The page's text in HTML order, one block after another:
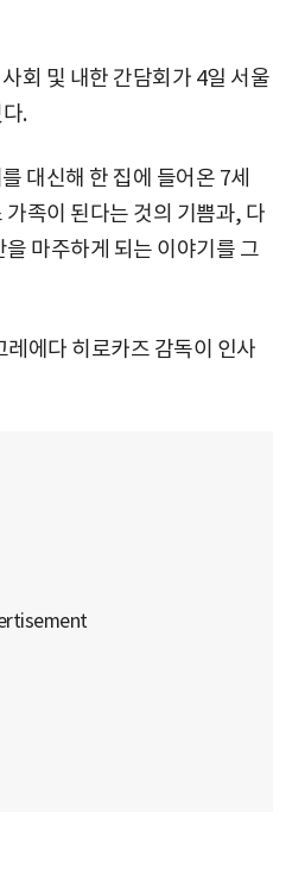
회 및 내한 간담회가 4일 서울
.
대신해 한 집에 들어온 7세
족이 된다는 것의 기쁨과, 다
마주하게 되는 이야기를 그
에다 히로카즈 감독이 인사